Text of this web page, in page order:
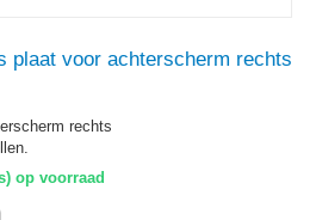
plaat voor achterscherm rechts
rechts
op voorraad